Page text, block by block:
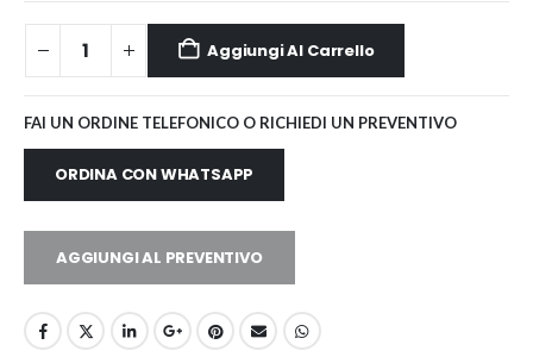
Aggiungi Al Carrello
FAI UN ORDINE TELEFONICO O RICHIEDI UN PREVENTIVO
ORDINA CON WHATSAPP
AGGIUNGI AL PREVENTIVO